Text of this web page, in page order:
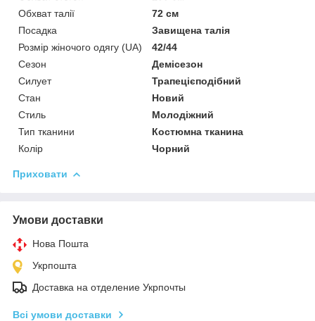
Обхват талії
72 см
Посадка
Завищена талія
Розмір жіночого одягу (UA)
42/44
Сезон
Демісезон
Силует
Трапецієподібний
Стан
Новий
Стиль
Молодіжний
Тип тканини
Костюмна тканина
Колір
Чорний
Приховати
Умови доставки
Нова Пошта
Укрпошта
Доставка на отделение Укрпочты
Всі умови доставки